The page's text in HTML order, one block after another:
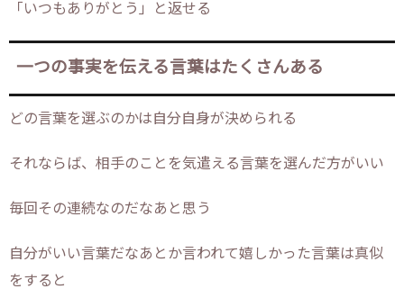
「いつもありがとう」と返せる
一つの事実を伝える言葉はたくさんある
どの言葉を選ぶのかは自分自身が決められる
それならば、相手のことを気遣える言葉を選んだ方がいい
毎回その連続なのだなあと思う
自分がいい言葉だなあとか言われて嬉しかった言葉は真似
をすると